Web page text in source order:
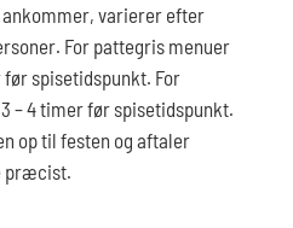
varierer efter
For pattegris menuer
spisetidspunkt. For
– 4 timer før spisetidspunkt.
op til festen og aftaler
præcist.